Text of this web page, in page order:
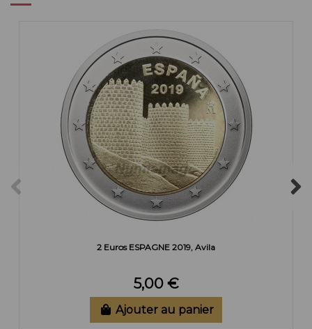
2 Euros ESPAGNE 2019, Avila
5,00 €
Ajouter au panier